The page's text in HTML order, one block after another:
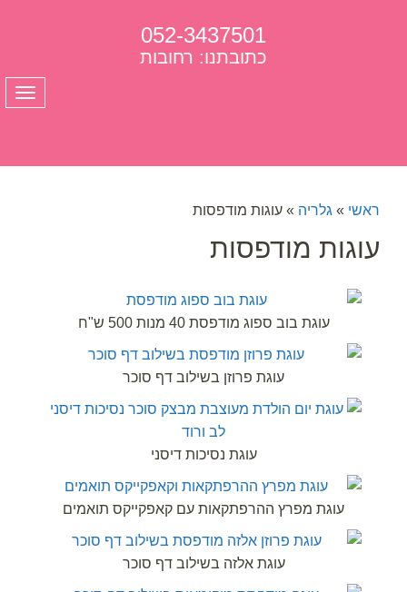
052-3437501
כתובתנו: רחובות
ראשי » גלריה » עוגות מודפסות
עוגות מודפסות
עוגת בוב ספוג מודפסת 40 מנות 500 ש"ח
עוגת פרוזן בשילוב דף סוכר
עוגת נסיכות דיסני
עוגת מפרץ ההרפתקאות עם קאפקייקס תואמים
עוגת אלזה בשילוב דף סוכר